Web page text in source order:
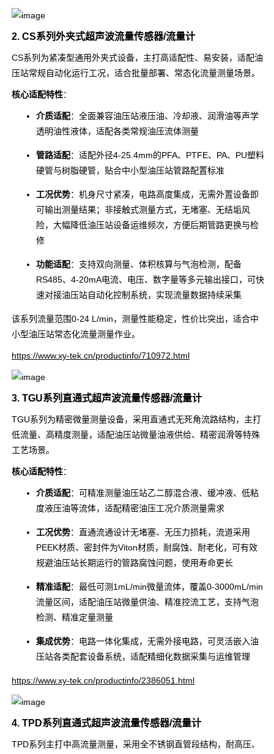
2. CS系列外夹式超声波流量传感器/流量计
CS系列为紧凑型通用外夹式设备，主打高适配性、易安装，适配油
压站常规自动化运行工况，适合批量部署、常态化流量测量场景。
核心适配特性：
介质适配：全面兼容油压站液压油、冷却液、润滑油等声学
透明油性液体，适配各类常规油压流体测量
管路适配：适配外径4-25.4mm的PFA、PTFE、PA、PU塑料
硬管与树脂硬管，贴合中小型油压站管路配置标准
工况优势：机身尺寸紧凑，电路高度集成，无需外置设备即
可输出测量结果；非接触式测量方式，无堵塞、无结垢风
险，大幅降低油压站设备运维频次，方便后期管路更换与检
修
功能适配：支持双向测量、体积核算与气泡检测，配备
RS485、4-20mA电流、电压、数字量等多元输出接口，可快
速对接油压站自动化控制系统，实现流量数据持续采集
该系列流量范围0-24 L/min，测量性能稳定，性价比突出，适合中
小型油压站常态化流量测量作业。
https://www.xy-tek.cn/productinfo/710972.html
3. TGU系列直通式超声波流量传感器/流量计
TGU系列为精密微量测量设备，采用直通式无死角流路结构，主打
低流量、高精度测量，适配油压站微量油液供给、精密润滑等特殊
工艺场景。
核心适配特性：
介质适配：可精准测量油压站乙二醇混合液、缓冲液、低粘
度液压油等流体，适配精密油压工况介质测量需求
工况优势：直通流通设计无堵塞、无压力损耗，流道采用
PEEK材质、密封件为Viton材质，耐腐蚀、耐老化，可有效
规避油压站长期运行的管路腐蚀问题，使用寿命更长
精准适配：最低可测1mL/min微量流体，覆盖0-3000mL/min
流量区间，适配油压站微量供油、精准控流工艺，支持气泡
检测、精准定量测量
集成优势：电路一体化集成，无需外接电路，可灵活嵌入油
压站各类配套设备系统，适配精细化数据采集与运维管理
https://www.xy-tek.cn/productinfo/2386051.html
4. TPD系列直通式超声波流量传感器/流量计
TPD系列主打中高流量测量，采用全不锈钢直管段结构，耐高压、